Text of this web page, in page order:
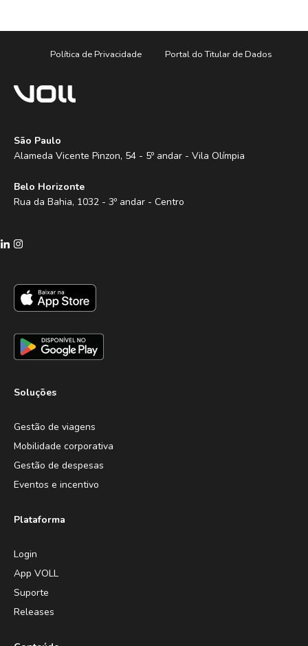
Política de Privacidade Portal do Titular de Dados
São Paulo
Alameda Vicente Pinzon, 54 - 5º andar - Vila Olímpia
Belo Horizonte
Rua da Bahia, 1032 - 3º andar - Centro
Soluções
Gestão de viagens
Mobilidade corporativa
Gestão de despesas
Eventos e incentivo
Plataforma
Login
App VOLL
Suporte
Releases